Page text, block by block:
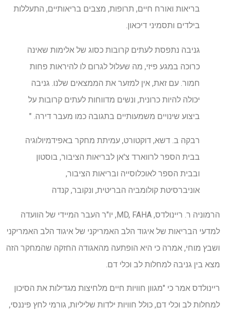
בריאות ואורח חיים, תרופות, מצבים בריאותיים, התעללות
בילדים ותסמיני דיכאון.
גניבה נתפסת לעתים קרובות כסוג של אלימות שאינה
כרוכה במגע פיזי, מה שעלול לגרום לו להיראות פחות
חמור. עם זאת, אין למזער את הממצאים שלנו. גניבה
יכולה להיות כרונית, ונשים מדווחות לעתים קרובות על
ביצוע שינויים משמעותיים בתגובה כמו מעבר דירה. "
רבקה ב. דשא, דוקטורט, עמיתת מחקר באפידמיולוגיה
בבית הספר לרווארד צ'אן לבריאות הציבור, בוסטון
ובבית הספר לאוכלוסייה ובריאות הציבור,
אוניברסיטת קולומביה הבריטית, ונקובר, קנדה
הרמוניה ר. ריינולדס, MD, FAHA, יו"ר העבר המיידי של הוועדה
למדעי הבריאות של איגוד הלב האמריקני של איגוד הלב האמריקני
ושבץ מוחי, אמרה כי היא הופתעה מהאגודה החזקה שהמחקר הזה
מצא בין גניבה למחלות לב וכלי דם.
ריינולדס אמר כי "מגוון חוויות חיים מלחיצות מגדילות את הסיכון
למחלות לב וכלי דם, כולל חוויות ילדות שליליות, גורמי לחץ פיננסי,